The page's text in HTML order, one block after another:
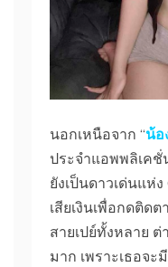
นอกเหนือจาก “น้อ
ประจำแอพพลิเคชั่
ยังเป็นดาวเด่นแห่
เสียเงินเพื่อกดติด
สายเปย์ทั้งหลาย
มาก เพราะเธอจ